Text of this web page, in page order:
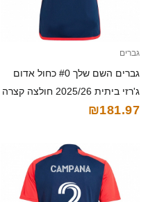
גברים
גברים השם שלך #0 כחול אדום
ג'רזי ביתית 2025/26 חולצה קצרה
₪181.97